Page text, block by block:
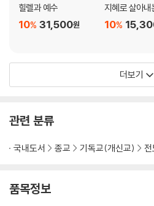
28. 한국인 디아스포라 사역
29. 상파울로에서 알-알람 아랍까지(아
31. 아프리칸 디아스포라 기독교 : 쿠퍼
서론 : 글로벌 집단이주 선교학의 이슈들
34. 선교 : 이민자 구금에서 나타난 정치
35. 트라우마 선교 : 성매매 재앙에 대한
36. 이주, 물질주의, 두뇌 유출 : 가나교회
힐렐과 예수
31,500원
10%
지혜로 살아내
10%
더보기
관련 분류
국내도서 종교 기독교(개신교)
품목정보